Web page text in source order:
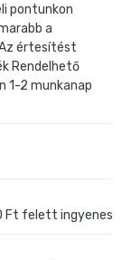
pontunkon
a
értesítést
Rendelhető
1-2 munkanap
Ft felett ingyenes